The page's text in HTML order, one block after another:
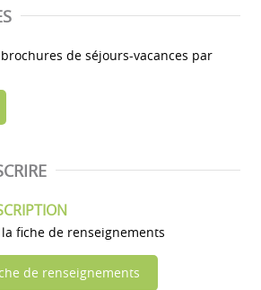
de séjours-vacances par
fiche de renseignements
de renseignements